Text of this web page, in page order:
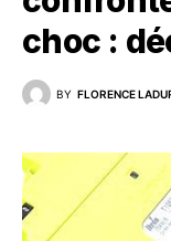
choc :
BY FLORENCE